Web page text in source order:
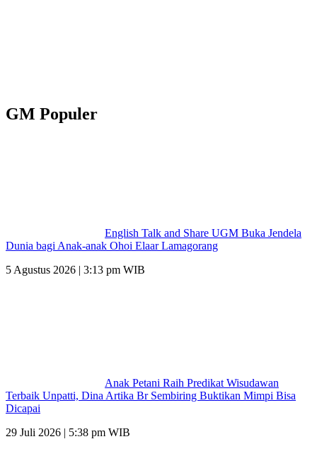
GM Populer
English Talk and Share UGM Buka Jendela
Dunia bagi Anak-anak Ohoi Elaar Lamagorang
5 Agustus 2026 | 3:13 pm WIB
Anak Petani Raih Predikat Wisudawan
Terbaik Unpatti, Dina Artika Br Sembiring Buktikan Mimpi Bisa
Dicapai
29 Juli 2026 | 5:38 pm WIB